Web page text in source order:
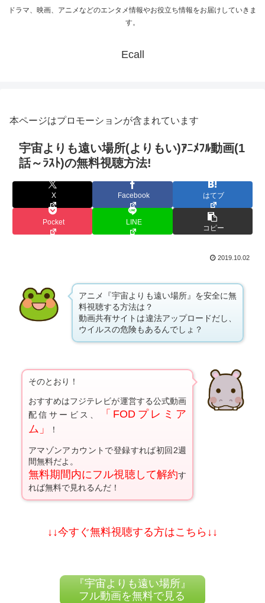
ドラマ、映画、アニメなどのエンタメ情報やお役立ち情報をお届けしていきま
す。
Ecall
本ページはプロモーションが含まれています
宇宙よりも遠い場所(よりもい)ｱﾆﾒﾌﾙ動画(1
話～ﾗｽﾄ)の無料視聴方法!
X Facebook はてブ
Pocket LINE
コピー
2019.10.02
アニメ『宇宙よりも遠い場所』を安全に無
料視聴する方法は？
動画共有サイトは違法アップロードだし、
ウイルスの危険もあるんでしょ？
そのとおり！
おすすめはフジテレビが運営する公式動画
配信サービス、
「FODプレミア
ム」
！
アマゾンアカウントで登録すれば初回2週
間無料だよ。
無料期間内にフル視聴して解約す
れば無料で見れるんだ！
↓↓今すぐ無料視聴する方はこちら↓↓
『宇宙よりも遠い場所』
フル動画を無料で見る